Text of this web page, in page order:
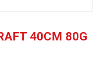
40CM 80G